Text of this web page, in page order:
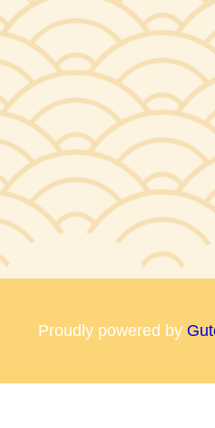
Proudly powered by